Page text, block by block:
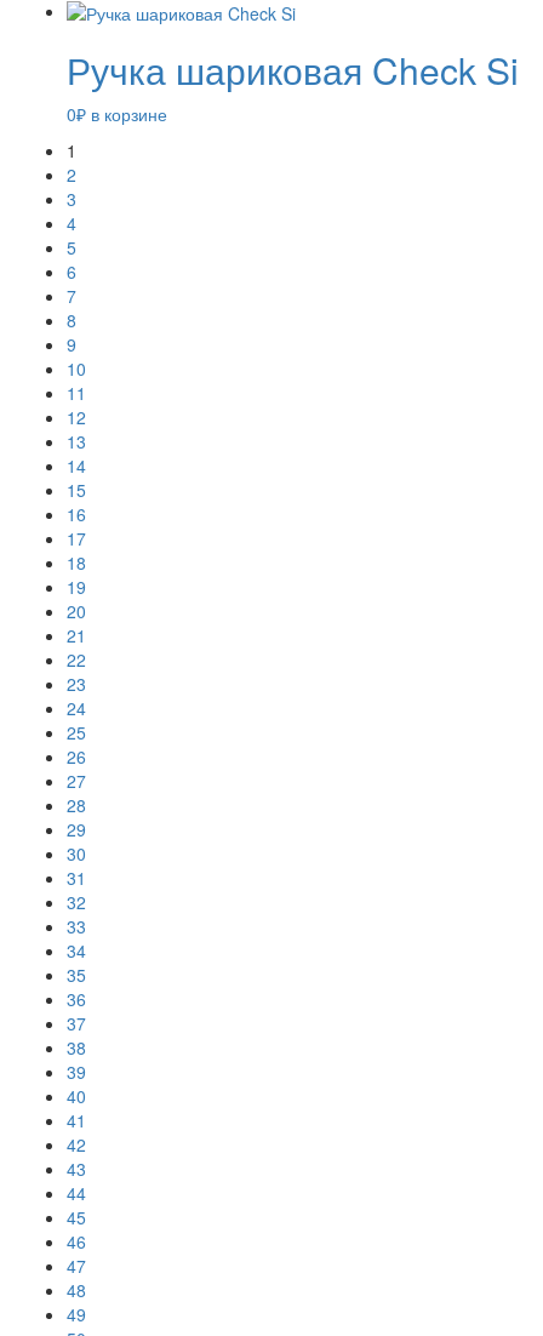
Ручка шариковая Check Si
0₽ в корзине
1
2
3
4
5
6
7
8
9
10
11
12
13
14
15
16
17
18
19
20
21
22
23
24
25
26
27
28
29
30
31
32
33
34
35
36
37
38
39
40
41
42
43
44
45
46
47
48
49